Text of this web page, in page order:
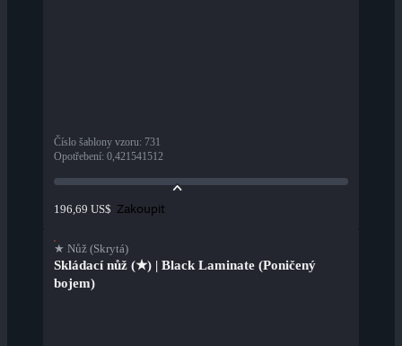
Číslo šablony vzoru: 731
Opotřebení: 0,421541512
196,69 US$ Zakoupit
★ Nůž (Skrytá)
Skládací nůž (★) | Black Laminate (Poničený
bojem)